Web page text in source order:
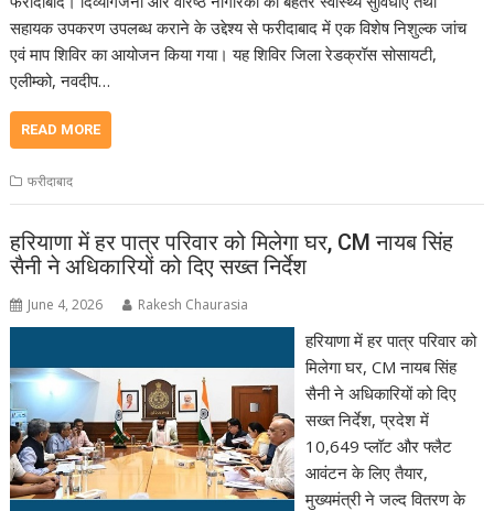
सहायक उपकरण उपलब्ध कराने के उद्देश्य से फरीदाबाद में एक विशेष निशुल्क जांच
एवं माप शिविर का आयोजन किया गया। यह शिविर जिला रेडक्रॉस सोसायटी,
एलीम्को, नवदीप…
READ MORE
फरीदाबाद
हरियाणा में हर पात्र परिवार को मिलेगा घर, CM नायब सिंह
सैनी ने अधिकारियों को दिए सख्त निर्देश
June 4, 2026 Rakesh Chaurasia
हरियाणा में हर पात्र परिवार को
मिलेगा घर, CM नायब सिंह
सैनी ने अधिकारियों को दिए
सख्त निर्देश, प्रदेश में
10,649 प्लॉट और फ्लैट
आवंटन के लिए तैयार,
मुख्यमंत्री ने जल्द वितरण के